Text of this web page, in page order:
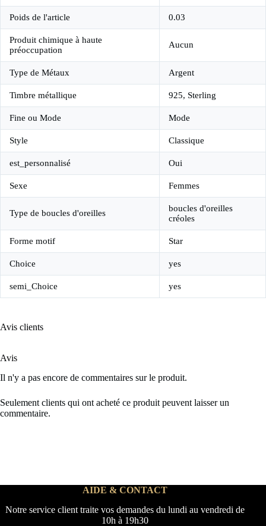
Poids de l'article 0.03
Produit chimique à haute
préoccupation
Aucun
Type de Métaux Argent
Timbre métallique 925, Sterling
Fine ou Mode Mode
Style Classique
est_personnalisé Oui
Sexe Femmes
Type de boucles d'oreilles
boucles d'oreilles
créoles
Forme motif Star
Choice yes
semi_Choice yes
Avis clients
Avis
Il n'y a pas encore de commentaires sur le produit.
Seulement clients qui ont acheté ce produit peuvent laisser un
commentaire.
AIDE & CONTACT
Notre service client traite vos demandes du lundi au vendredi de
10h à 19h30